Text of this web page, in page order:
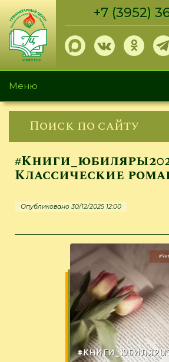
Перейти
основному
содержанию
+7 (3952)
Меню
Поиск по сайту
Классические
Опубликовано 30/12/2025 12:00